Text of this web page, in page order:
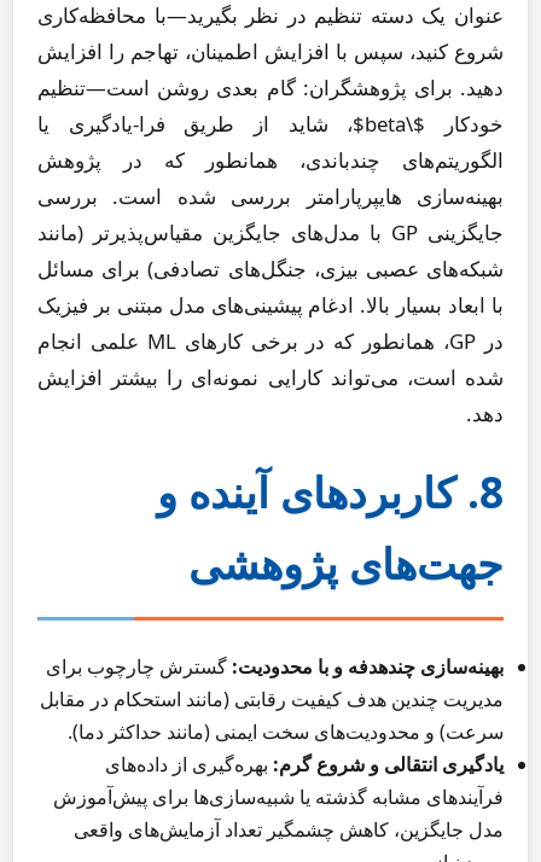
عنوان یک دسته تنظیم در نظر بگیرید—با محافظه‌کاری
شروع کنید، سپس با افزایش اطمینان، تهاجم را افزایش
دهید. برای پژوهشگران: گام بعدی روشن است—تنظیم
خودکار $\beta$، شاید از طریق فرا-یادگیری یا
الگوریتم‌های چندباندی، همانطور که در پژوهش
بهینه‌سازی هایپرپارامتر بررسی شده است. بررسی
جایگزینی GP با مدل‌های جایگزین مقیاس‌پذیرتر (مانند
شبکه‌های عصبی بیزی، جنگل‌های تصادفی) برای مسائل
با ابعاد بسیار بالا. ادغام پیشینی‌های مدل مبتنی بر فیزیک
در GP، همانطور که در برخی کارهای ML علمی انجام
شده است، می‌تواند کارایی نمونه‌ای را بیشتر افزایش
دهد.
8. کاربردهای آینده و
جهت‌های پژوهشی
بهینه‌سازی چندهدفه و با محدودیت: گسترش چارچوب برای
مدیریت چندین هدف کیفیت رقابتی (مانند استحکام در مقابل
سرعت) و محدودیت‌های سخت ایمنی (مانند حداکثر دما).
یادگیری انتقالی و شروع گرم: بهره‌گیری از داده‌های
فرآیندهای مشابه گذشته یا شبیه‌سازی‌ها برای پیش‌آموزش
مدل جایگزین، کاهش چشمگیر تعداد آزمایش‌های واقعی